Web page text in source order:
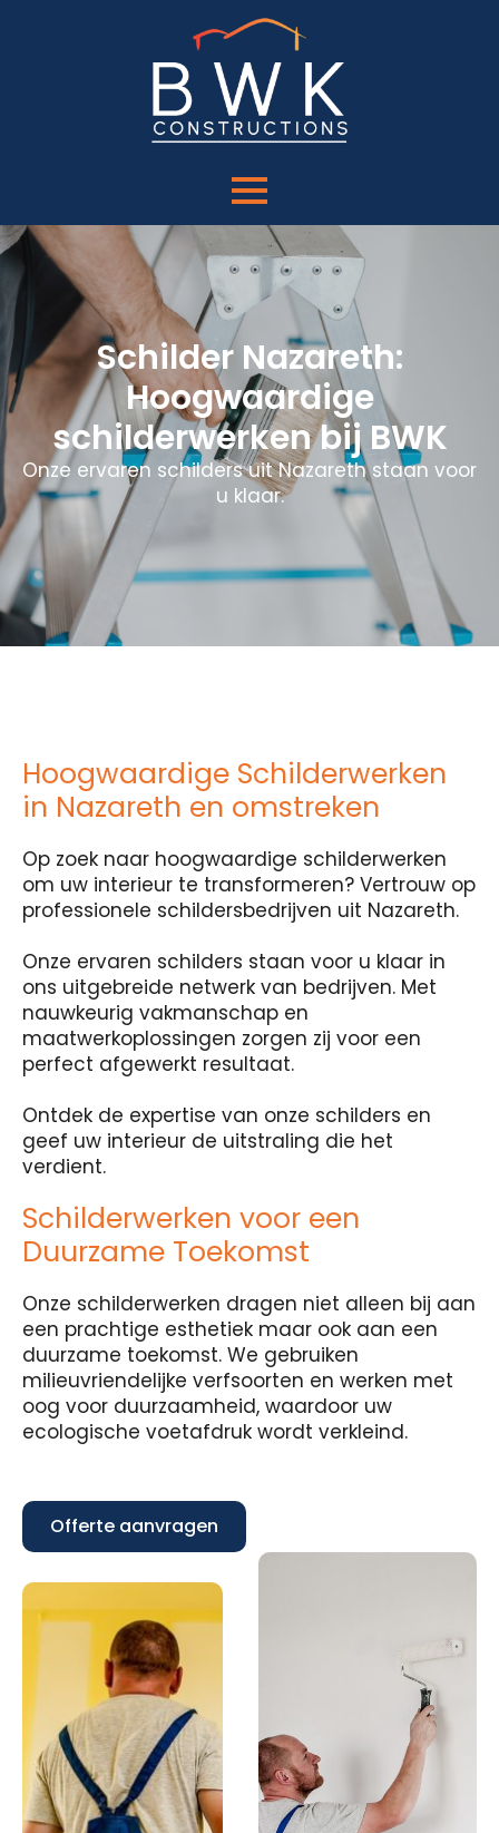
Schilder Nazareth:
Hoogwaardige
schilderwerken bij BWK
Onze ervaren schilders uit Nazareth staan voor
u klaar.
Hoogwaardige Schilderwerken
in Nazareth en omstreken
Op zoek naar hoogwaardige schilderwerken
om uw interieur te transformeren? Vertrouw op
professionele schildersbedrijven uit Nazareth.
Onze ervaren schilders staan voor u klaar in
ons uitgebreide netwerk van bedrijven. Met
nauwkeurig vakmanschap en
maatwerkoplossingen zorgen zij voor een
perfect afgewerkt resultaat.
Ontdek de expertise van onze schilders en
geef uw interieur de uitstraling die het
verdient.
Schilderwerken voor een
Duurzame Toekomst
Onze schilderwerken dragen niet alleen bij aan
een prachtige esthetiek maar ook aan een
duurzame toekomst. We gebruiken
milieuvriendelijke verfsoorten en werken met
oog voor duurzaamheid, waardoor uw
ecologische voetafdruk wordt verkleind.
Offerte aanvragen